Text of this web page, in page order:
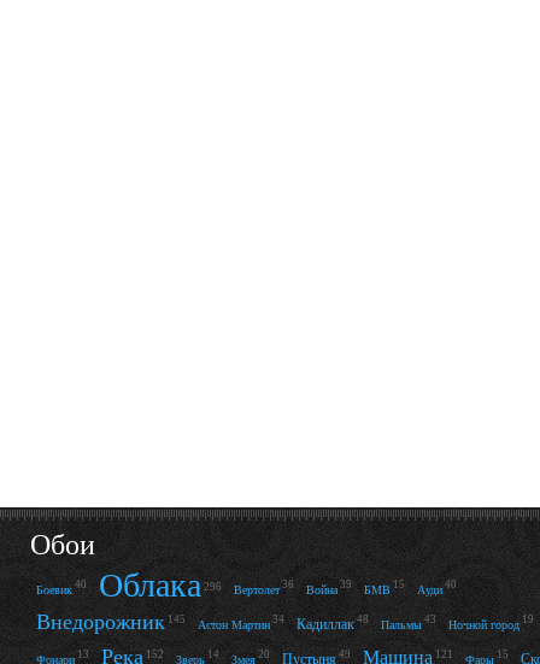
Обои
Боевик 40 Облака 296 Вертолет 36 Война 39 БМВ 15 Ауди 40
Внедорожник 145 Астон Мартин 34 Кадиллак 48 Пальмы 43 Ночной город 19
Фонари 13 Река 152 Зверь 14 Змея 20 Пустыня 49 Машина 121 Фары 15